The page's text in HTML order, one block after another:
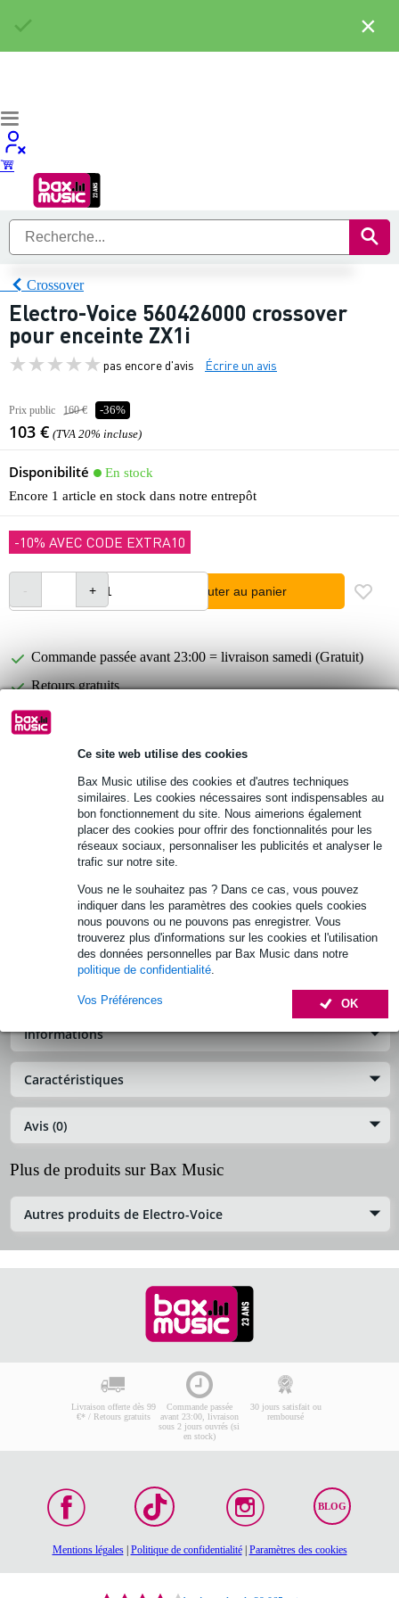
Ce site web utilise des cookies
Bax Music utilise des cookies et d'autres techniques
similaires. Les cookies nécessaires sont indispensables au
bon fonctionnement du site. Nous aimerions également
placer des cookies pour offrir des fonctionnalités pour les
réseaux sociaux, personnaliser les publicités et analyser le
trafic sur notre site.
Vous ne le souhaitez pas ? Dans ce cas, vous pouvez
indiquer dans les paramètres des cookies quels cookies
nous pouvons ou ne pouvons pas enregistrer. Vous
trouverez plus d'informations sur les cookies et l'utilisation
des données personnelles par Bax Music dans notre
politique de confidentialité.
OK
Vos Préférences
Crossover
Electro-Voice 560426000 crossover
pour enceinte ZX1i
pas encore d'avis Écrire un avis
Prix public 160 € -36%
103 € (TVA 20% incluse)
Disponibilité
En stock
Encore 1 article en stock dans notre entrepôt
-10% AVEC CODE EXTRA10
Ajouter au panier
Commande passée avant 23:00 = livraison samedi (Gratuit)
Retours gratuits
30 jours satisfait ou remboursé
ans et profitez de plus d'avantages exclusifs !
5,15 € (frais uniques)
Informations
Afficher toutes les caractéristiques du produit
Electro-Voice 560426000 crossover pour enceinte
OND-47654
Informations
Caractéristiques
Avis (0)
Plus de produits sur Bax Music
Autres produits de Electro-Voice
Livraison offerte dès 99
€* / Retours gratuits
Commande passée
avant 23:00, livraison
sous 2 jours ouvrés (si
en stock)
30 jours satisfait ou
remboursé
BLOG
Mentions légales| Politique de confidentialité| Paramètres des cookies
×